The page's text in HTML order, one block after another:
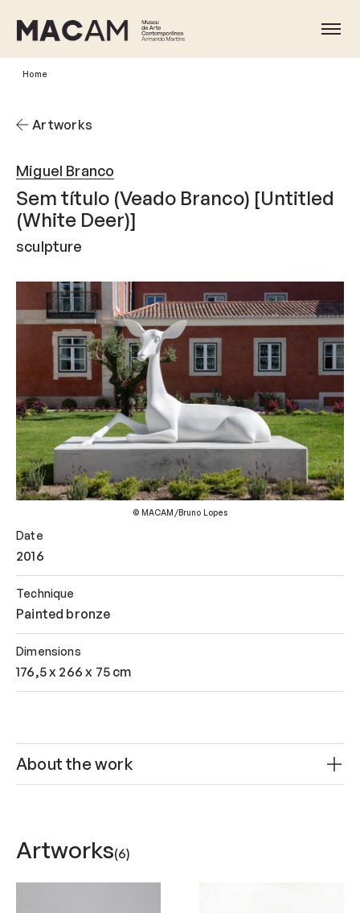
content
Home
Artworks
Miguel Branco
Sem título (Veado Branco) [Untitled
(White Deer)]
sculpture
© MACAM/Bruno Lopes
Date
2016
Technique
Painted bronze
Dimensions
176,5 x 266 x 75 cm
About the work
Artworks(6)